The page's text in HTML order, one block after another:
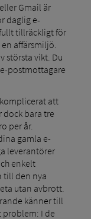
Gmail är
daglig e-
tillräckligt för
affärsmiljö.
största vikt. Du
postmottagare
att
dock bara tre
per år.
gamla e-
leverantörer
enkelt
till den nya
utan avbrott.
känner till
problem: I de